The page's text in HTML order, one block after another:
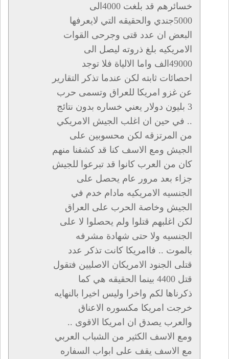
خسائرهم قد بلغت 4000الى
5000جندي والحقيقه التي لايعرفها
البعض ان عدد قتى وجرحى القوات
الامريكيه بلغ ذروته ليصل الى
49000الف واما الالياة فلا توجد
احصائات ثابته لكن عندما تذكر التقارير
عن غزو امريكا للعراق وتسمى حرب
3 بليون دولار يعني خساره بدون نتائج
.. في حين ان اغلب الجيش الامريكي
من المرتزقه لكن محسوبين على
الجيش ومع الاسف كنا قد كشفنا منهم
كان من العرب كانوا قد تبرعوا للجيش
جزاء بعد مرور عام يحصل على
الجنسيه الامريكيه مادام خدم في
الجيش وخاصة الحرب على العراق
لكن اغلبهم قتلوا ولم يحصلوا لا على
الجنسيه ولا حتى شهادة مشرفه
بالموت .. فاامريكا كانت تذكر عدد
قتلى الجنود الامريكان الاصليين فتقول
قتل 4400 بينما الحقيقه هي كما
ذكرناها لكم واخرا وليس اخيرا بالنهايه
خرجت امريكا مكسوره الاعناق
والعرب يصدق ان امريكا الاقوى ..
ومع الاسف الكثير من الشباب العربي
مع الاسف يقف على ابواب السفاره